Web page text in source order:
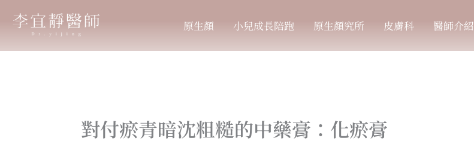
原生顏 小兒成長陪跑 原生顏究所 皮膚科 醫師介紹
對付瘀青暗沈粗糙的中藥膏：化瘀膏